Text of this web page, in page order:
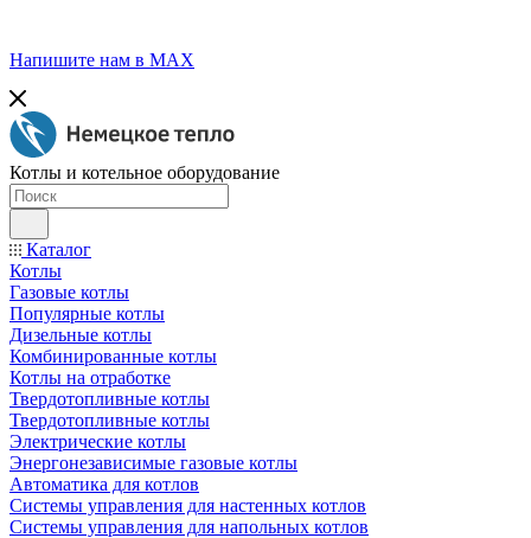
Напишите нам в МАХ
Котлы и котельное оборудование
Каталог
Котлы
Газовые котлы
Популярные котлы
Дизельные котлы
Комбинированные котлы
Котлы на отработке
Твердотопливные котлы
Твердотопливные котлы
Электрические котлы
Энергонезависимые газовые котлы
Автоматика для котлов
Системы управления для настенных котлов
Системы управления для напольных котлов